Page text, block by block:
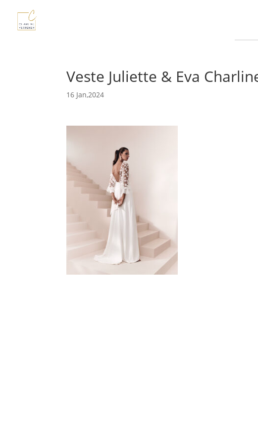
Veste Juliette & Eva
16 Jan,2024